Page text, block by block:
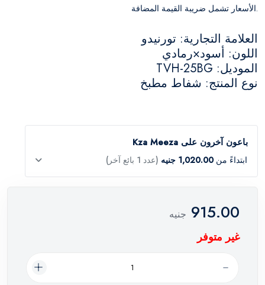
.الأسعار تشمل ضريبة القيمة المضافة
العلامة التجارية: تورنيدو
اللون: أسود×رمادي
الموديل: TVH-25BG
نوع المنتج: شفاط مطبخ
باعون آخرون على Kza Meeza
ابتداءً من 1,020.00 جنيه (عدد 1 بائع آخر)
915.00 جنيه
غير متوفر